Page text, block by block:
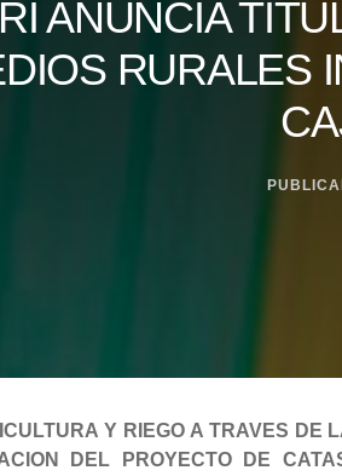
ANUNCIA
RURALES
Y RIEGO A TRAVES
DEL PROYECTO DE